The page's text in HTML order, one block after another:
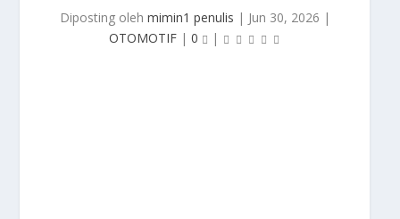
Diposting oleh mimin1 penulis | Jun 30, 2026 |
OTOMOTIF| 0 |